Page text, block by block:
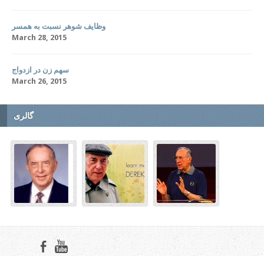
وظایف شوهر نسبت به همسر
March 28, 2015
سهم زن در ازدواج
March 26, 2015
گالری